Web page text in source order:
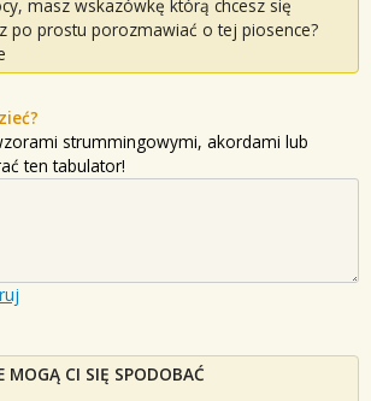
masz wskazówkę którą chcesz się
po prostu porozmawiać o tej piosence?
strummingowymi, akordami lub
ten tabulator!
MOGĄ CI SIĘ SPODOBAĆ